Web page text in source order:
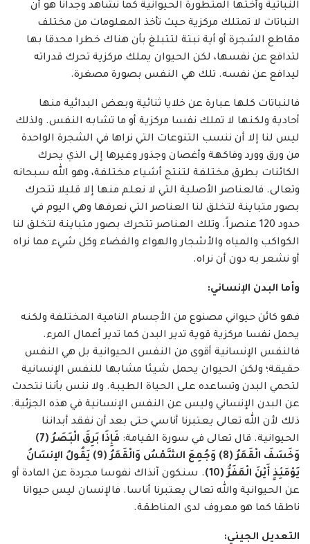
النباتية وأختها المتطورة الحيوانية كما نشاهد وجدانا هو أن
النباتات لا تمتلك مركزية حيث تأخذ المعلومات من مختلف
مقاطع الشجرة أو أية نبتة لتتبلغ بأن هناك خطرا محدقا بها
لتدافع عن نفسها، لكن الحيوان يملك مركزية تحرك قدراته
ليدافع عن نفسه. تلك هي النفس بصورة مصغرة.
فالنباتات كلها عبارة عن خلايا ثنائية وبعض البدائية منها
أحادية ولكنها لا تملك نفسا مركزية أو ما تشابه النفس. ولذلك
ليس لنا إلا أن ننسب التنوعات التي نراها في الشجرة الواحدة
من ورق وورد وفاكهة وأغصان وجذور وغيرها إلى الذي يحرك
الكائنات بطرق مختلفة لتنتج أشياء مختلفة، وهو الله سبحانه
وتعالى. فالعناصر الأصلية التي لا نعلم منها إلا قليلا تتحرك
بصور متباينة لتخلق لنا العناصر التي نعرفها وهي اليوم في
حدود 120 عنصراً. وتلك العناصر تتحرك بصور متباينة لتخلق لنا
الكواكب والمياه والأشجار والهواء والفضاء وكل شيء مما نراه
أو نشعر به دون أن نراه.
وأما البدن الإنساني:
فهو كائن حيواني مصنوع من الأجسام النامية المختلفة ولكنه
يحمل نفسا مركزية قوية تدير البدن كما تدير أعمال المرء.
فالنفس الإنسانية أقوى من النفس الحيوانية بل هي النفس
حقيقة؛ ولكن الحيوان يحمل شيئا مشابها للنفس الإنسانية
لتحمي البدن وتساعده على الحياة الطيبة. ولا ننس بأننا نتحدث
عن البدن الإنساني وليس عن النفس الإنسانية في هذه الجزئية.
ذلك لأن الله تعالى يعتبرنا أناسي حتى بعد أن نفقد أبداننا
الحيوانية. قال تعالى في سورة القيامة:
فَإِذَا بَرِقَ الْبَصَرُ (7)
وَخَسَفَ الْقَمَرُ (8) وَجُمِعَ الشَّمْسُ وَالْقَمَرُ (9) يَقُولُ الإنسَانُ
يَوْمَئِذٍ أَيْنَ الْمَفَرُّ (10)
. سنكون آنذاك نفوسا مجردة عن المادة أو
عن الحيوانية والله تعالى يعتبرنا أناسا. فالإنسان ليس حيوانا
ناطقا كما هو معروف لدى المناطقة.
التعديل الجيني: